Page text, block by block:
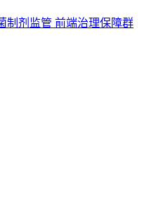
制剂监管 前端治理保障群